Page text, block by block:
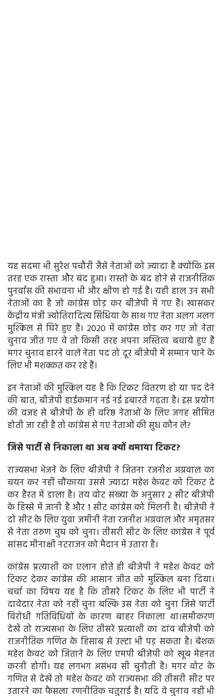
यह सदमा भी सुरेश पचौरी जैसे नेताओं को ज्यादा है क्योंकि इस
तरह एक रास्ता और बंद हुआ। रास्तों के बंद होने से राजनीतिक
पुनर्वास की संभावना भी और क्षीण हो गई हैं। यही हाल उन सभी
नेताओं का है जो कांग्रेस छोड़ कर बीजेपी में गए हैं। खासकर
केंद्रीय मंत्री ज्योतिरादित्य सिंधिया के साथ गए नेता अलग अलग
मुश्किल से घिरे हुए हैं। 2020 में कांग्रेस छोड़ कर गए जो नेता
चुनाव जीत गए वे तो किसी तरह अपना अस्तित्व बचाये हुए हैं
मगर चुनाव हारने वाले नेता पद तो दूर बीजेपी में सम्मान पाने के
लिए भी मशक्कत कर रहे हैं।
इन नेताओं की मुश्किल यह है कि टिकट वितरण हो या पद देने
की बात, बीजेपी हाईकमान नई नई इबारतें गढ़ता है। इस प्रयोग
की वजह से बीजेपी के ही वरिष्ठ नेताओं के लिए जगह सीमित
होती जा रही है तो कांग्रेस से गए नेताओं की सुध कौन ले?
जिसे पार्टी से निकाला था अब क्यों थमाया टिकट?
राज्यसभा भेजने के लिए बीजेपी ने जितना रजनीश अग्रवाल का
चयन कर नहीं चौंकाया उससे ज्यादा महेश केवट को टिकट दे
कर हैरत में डाला है। तय वोट संख्या के अनुसार 2 सीट बीजेपी
के हिस्से में जानी है और 1 सीट कांग्रेस को मिलनी है। बीजेपी ने
दो सीट के लिए युवा जमीनी नेता रजनीश अग्रवाल और अमृतसर
से नेता तरुण चुघ को चुना। तीसरी सीट के लिए कांग्रेस ने पूर्व
सांसद मीनाक्षी नटराजन को मैदान में उतारा है।
कांग्रेस प्रत्याशी का एलान होते ही बीजेपी ने महेश केवट को
टिकट देकर कांग्रेस की आसान जीत को मुश्किल बना दिया।
चर्चा का विषय यह है कि तीसरे टिकट के लिए भी पार्टी ने
दावेदार नेता को नहीं चुना बल्कि उस नेता को चुना जिसे पार्टी
विरोधी गतिविधियों के कारण बाहर निकाला था।समीकरण
देखें तो राज्यसभा के लिए तीसरे प्रत्याशी का दांव बीजेपी को
राजनीतिक गणित के हिसाब से उल्टा भी पड़ सकता है। बेशक
महेश केवट को जिताने के लिए एमपी बीजेपी को खूब मेहनत
करनी होगी। यह लगभग असंभव सी चुनौती है। मगर वोट के
गणित से देखें तो महेश केवट को राज्यसभा की तीसरी सीट पर
उतारने का फैसला रणनीतिक चतुराई है। यदि वे चुनाव नहीं भी